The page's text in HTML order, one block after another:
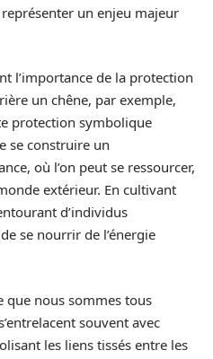
un enjeu majeur
l’importance de la protection
un chêne, par exemple,
protection symbolique
se construire un
où l’on peut se ressourcer,
extérieur. En cultivant
d’individus
se nourrir de l’énergie
que nous sommes tous
souvent avec
les liens tissés entre les